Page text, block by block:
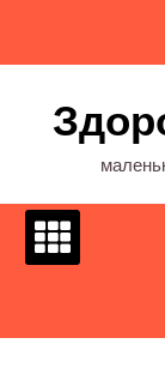
содержимому